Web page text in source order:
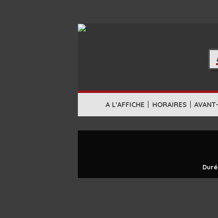
A L'AFFICHE | HORAIRES |